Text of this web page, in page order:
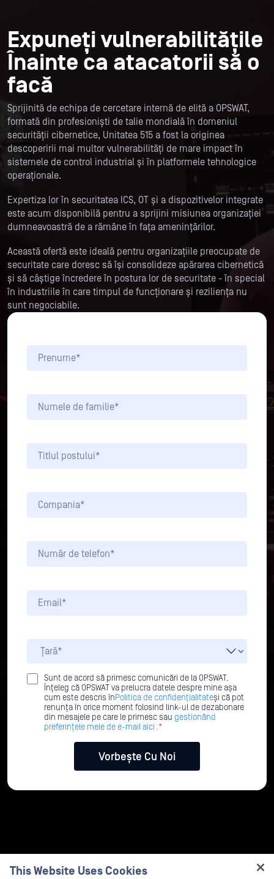
Expuneți vulnerabilitățile
Înainte ca atacatorii să o
facă
Sprijinită de echipa de cercetare internă de elită a OPSWAT,
formată din profesioniști de talie mondială în domeniul
securității cibernetice, Unitatea 515 a fost la originea
descoperirii mai multor vulnerabilități de mare impact în
sistemele de control industrial și în platformele tehnologice
operaționale.
Expertiza lor în securitatea ICS, OT și a dispozitivelor integrate
este acum disponibilă pentru a sprijini misiunea organizației
dumneavoastră de a rămâne în fața amenințărilor.
Această ofertă este ideală pentru organizațiile preocupate de
securitate care doresc să își consolideze apărarea cibernetică
și să câștige încredere în postura lor de securitate - în special
în industriile în care timpul de funcționare și reziliența nu
sunt negociabile.
Sunt de acord să primesc comunicări de la OPSWAT.
Înțeleg că OPSWAT va prelucra datele despre mine așa
cum este descris înPolitica de confidențialitateși că pot
renunța în orice moment folosind link-ul de dezabonare
din mesajele pe care le primesc sau gestionând
preferințele mele de e-mail aici .*
This Website Uses Cookies